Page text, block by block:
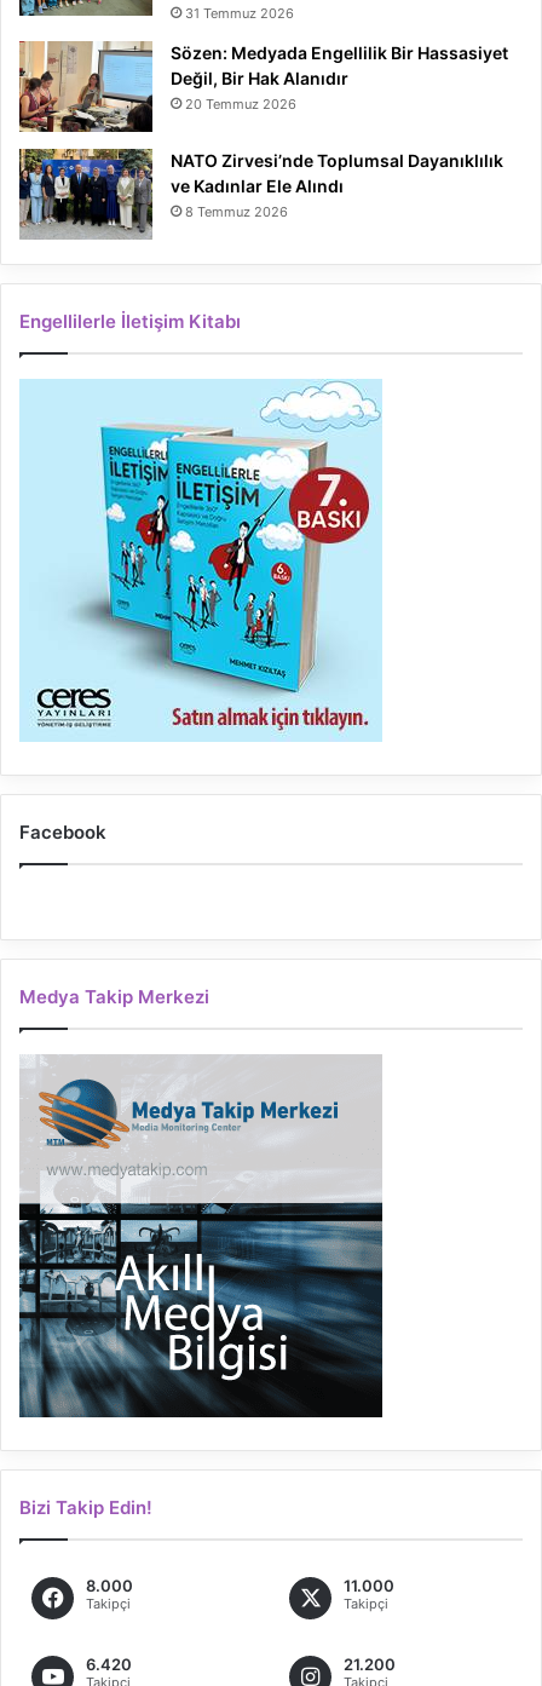
31 Temmuz 2026
Sözen: Medyada Engellilik Bir Hassasiyet
Değil, Bir Hak Alanıdır
20 Temmuz 2026
NATO Zirvesi’nde Toplumsal Dayanıklılık
ve Kadınlar Ele Alındı
8 Temmuz 2026
Engellilerle İletişim Kitabı
Facebook
Medya Takip Merkezi
Bizi Takip Edin!
8.000
Takipçi
11.000
Takipçi
6.420
Takipçi
21.200
Takipçi